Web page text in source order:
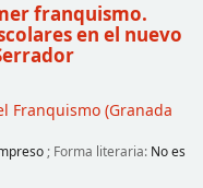
franquismo.
en el nuevo
Franquismo(Granada
; Forma literaria: No es